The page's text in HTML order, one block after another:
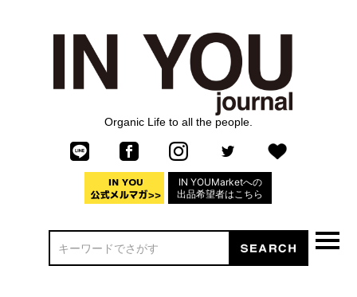
Organic Life to all the people.
IN YOUMarketへの
出品希望者はこちら